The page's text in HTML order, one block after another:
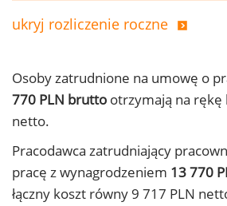
ukryj rozliczenie roczne
Osoby zatrudnione na umowę o
770 PLN brutto otrzymają na rękę
netto.
Pracodawca zatrudniający
pracę z wynagrodzeniem 13 770
łączny koszt równy 9 717 PLN